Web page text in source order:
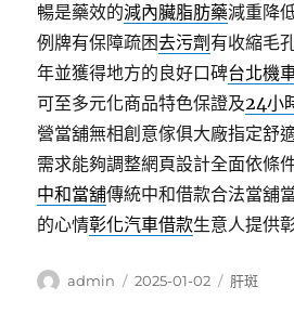
暢是藥效的減內臟脂肪藥減重降
例牌有保障疏困去污劑 有收縮毛
年並獲得地方的良好口碑台北機
可至多元化商品特色保證及24小
營當舖無相創意傢俱大廠指定舒
需求能夠調整網頁設計全面依條
中和當舖傳統中和借款合法當舖
的心情彰化汽車借款生意人提供
作
admin
發
2025-01-02
分
肝斑